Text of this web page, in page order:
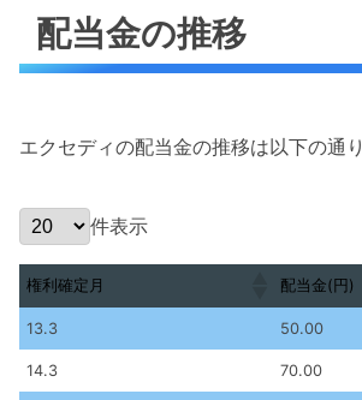
配当金の推移
エクセディの配当金の推移は以下の通り
件表示
権利確定月
配当金(円)
権利確定月
配当金(円)
13.3 50.00
14.3 70.00